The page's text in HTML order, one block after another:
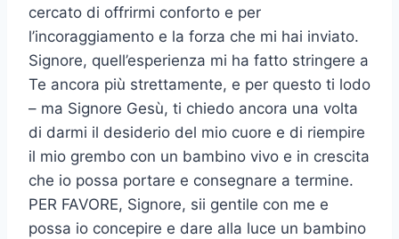
cercato di offrirmi conforto e per
l’incoraggiamento e la forza che mi hai inviato.
Signore, quell’esperienza mi ha fatto stringere a
Te ancora più strettamente, e per questo ti lodo
– ma Signore Gesù, ti chiedo ancora una volta
di darmi il desiderio del mio cuore e di riempire
il mio grembo con un bambino vivo e in crescita
che io possa portare e consegnare a termine.
PER FAVORE, Signore, sii gentile con me e
possa io concepire e dare alla luce un bambino